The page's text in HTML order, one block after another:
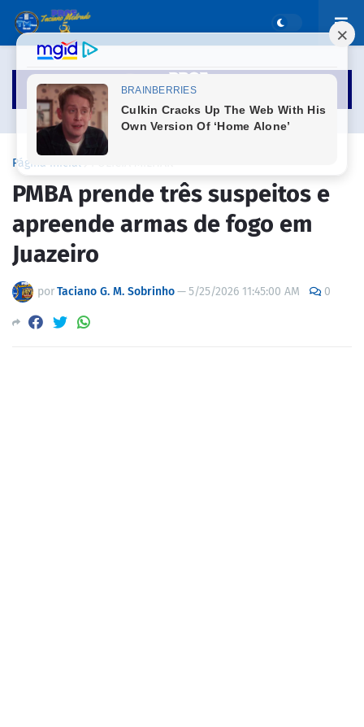
Página inicial
PMBA prende três suspeitos e
apreende armas de fogo em
Juazeiro
porTaciano G. M. Sobrinho—5/25/2026 11:45:00 AM 0